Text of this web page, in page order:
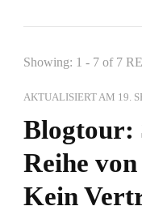
Showing: 1 - 7 of 7
AKTUALISIERT AM 19.
Blogtour:
Reihe
Kein